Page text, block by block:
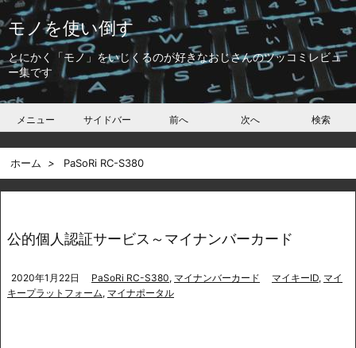
モノを使い倒す
とにかく「モノ」をいじくるのが好きなおじさんのツッコミレビュ
ー集です
メニュー サイドバー 前へ 次へ 検索
ホーム > PaSoRi RC-S380
公的個人認証サービス～マイナンバーカード
2020年1月22日 PaSoRi RC-S380, マイナンバーカード マイキーID, マイ
キープラットフォーム, マイナポータル